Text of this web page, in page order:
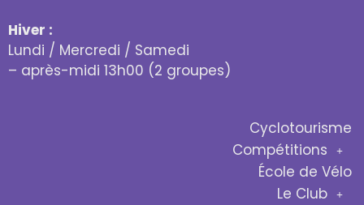
Hiver :
Lundi / Mercredi / Samedi
– après-midi 13h00 (2 groupes)
Cyclotourisme
Compétitions
École de Vélo
Le Club